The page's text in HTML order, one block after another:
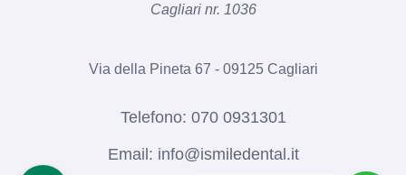
Cagliari nr. 1036​
Via della Pineta 67 - 09125 Cagliari
Telefono: 070 0931301
Email: info@ismiledental.it